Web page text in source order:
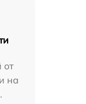
от
на